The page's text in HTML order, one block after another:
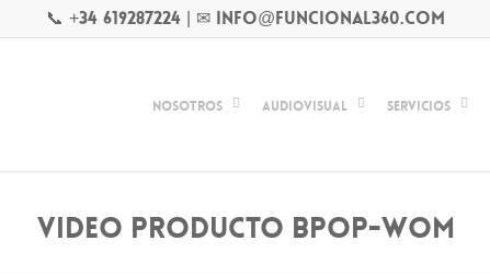
📞 +34 619287224 | ✉ info@funcional360.com
Nosotros Audiovisual Servicios
VIDEO PRODUCTO BPOP-WOM